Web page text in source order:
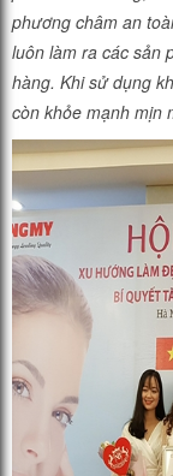
phương châm an
luôn làm ra các sản
hàng. Khi sử dụng
còn khỏe mạnh mịn